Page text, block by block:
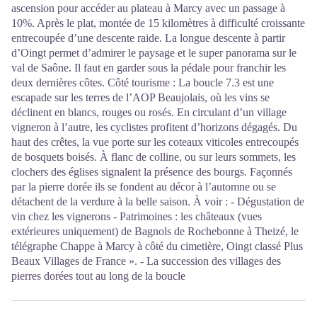
ascension pour accéder au plateau à Marcy avec un passage à
10%. Après le plat, montée de 15 kilomètres à difficulté croissante
entrecoupée d’une descente raide. La longue descente à partir
d’Oingt permet d’admirer le paysage et le super panorama sur le
val de Saône. Il faut en garder sous la pédale pour franchir les
deux dernières côtes. Côté tourisme : La boucle 7.3 est une
escapade sur les terres de l’AOP Beaujolais, où les vins se
déclinent en blancs, rouges ou rosés. En circulant d’un village
vigneron à l’autre, les cyclistes profitent d’horizons dégagés. Du
haut des crêtes, la vue porte sur les coteaux viticoles entrecoupés
de bosquets boisés. À flanc de colline, ou sur leurs sommets, les
clochers des églises signalent la présence des bourgs. Façonnés
par la pierre dorée ils se fondent au décor à l’automne ou se
détachent de la verdure à la belle saison. À voir : - Dégustation de
vin chez les vignerons - Patrimoines : les châteaux (vues
extérieures uniquement) de Bagnols de Rochebonne à Theizé, le
télégraphe Chappe à Marcy à côté du cimetière, Oingt classé Plus
Beaux Villages de France ». - La succession des villages des
pierres dorées tout au long de la boucle